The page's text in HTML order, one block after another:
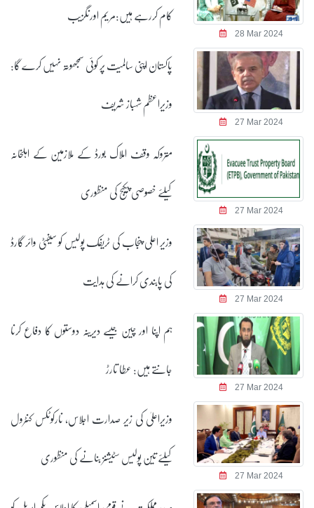
28 Mar 2024
کام کررہے ہیں:مریم اورنگزیب
27 Mar 2024
پاکستان اپنی سالمیت پر کوئی سمجھوتہ نہیں کرے گا:
وزیراعظم شہباز شریف
27 Mar 2024
متروکہ وقف املاک بورڈ کے ملازمین کے اہلخانہ
کیلئے خصوصی پیکیج کی منظوری
27 Mar 2024
وزیر اعلی پنجاب کی ٹریفک پولیس کو سیفٹی وائر گارڈ
کی پابندی کرانے کی ہدایت
27 Mar 2024
ہم اپنا اور چین جیسے دیرینہ دوستوں کا دفاع کرنا
جانتے ہیں: عطا تارڑ
27 Mar 2024
وزیراعلیٰ کی زیر صدارت اجلاس، نارکوٹکس کنٹرول
کیلئے تین پولیس سٹیشنز بنانے کی منظوری